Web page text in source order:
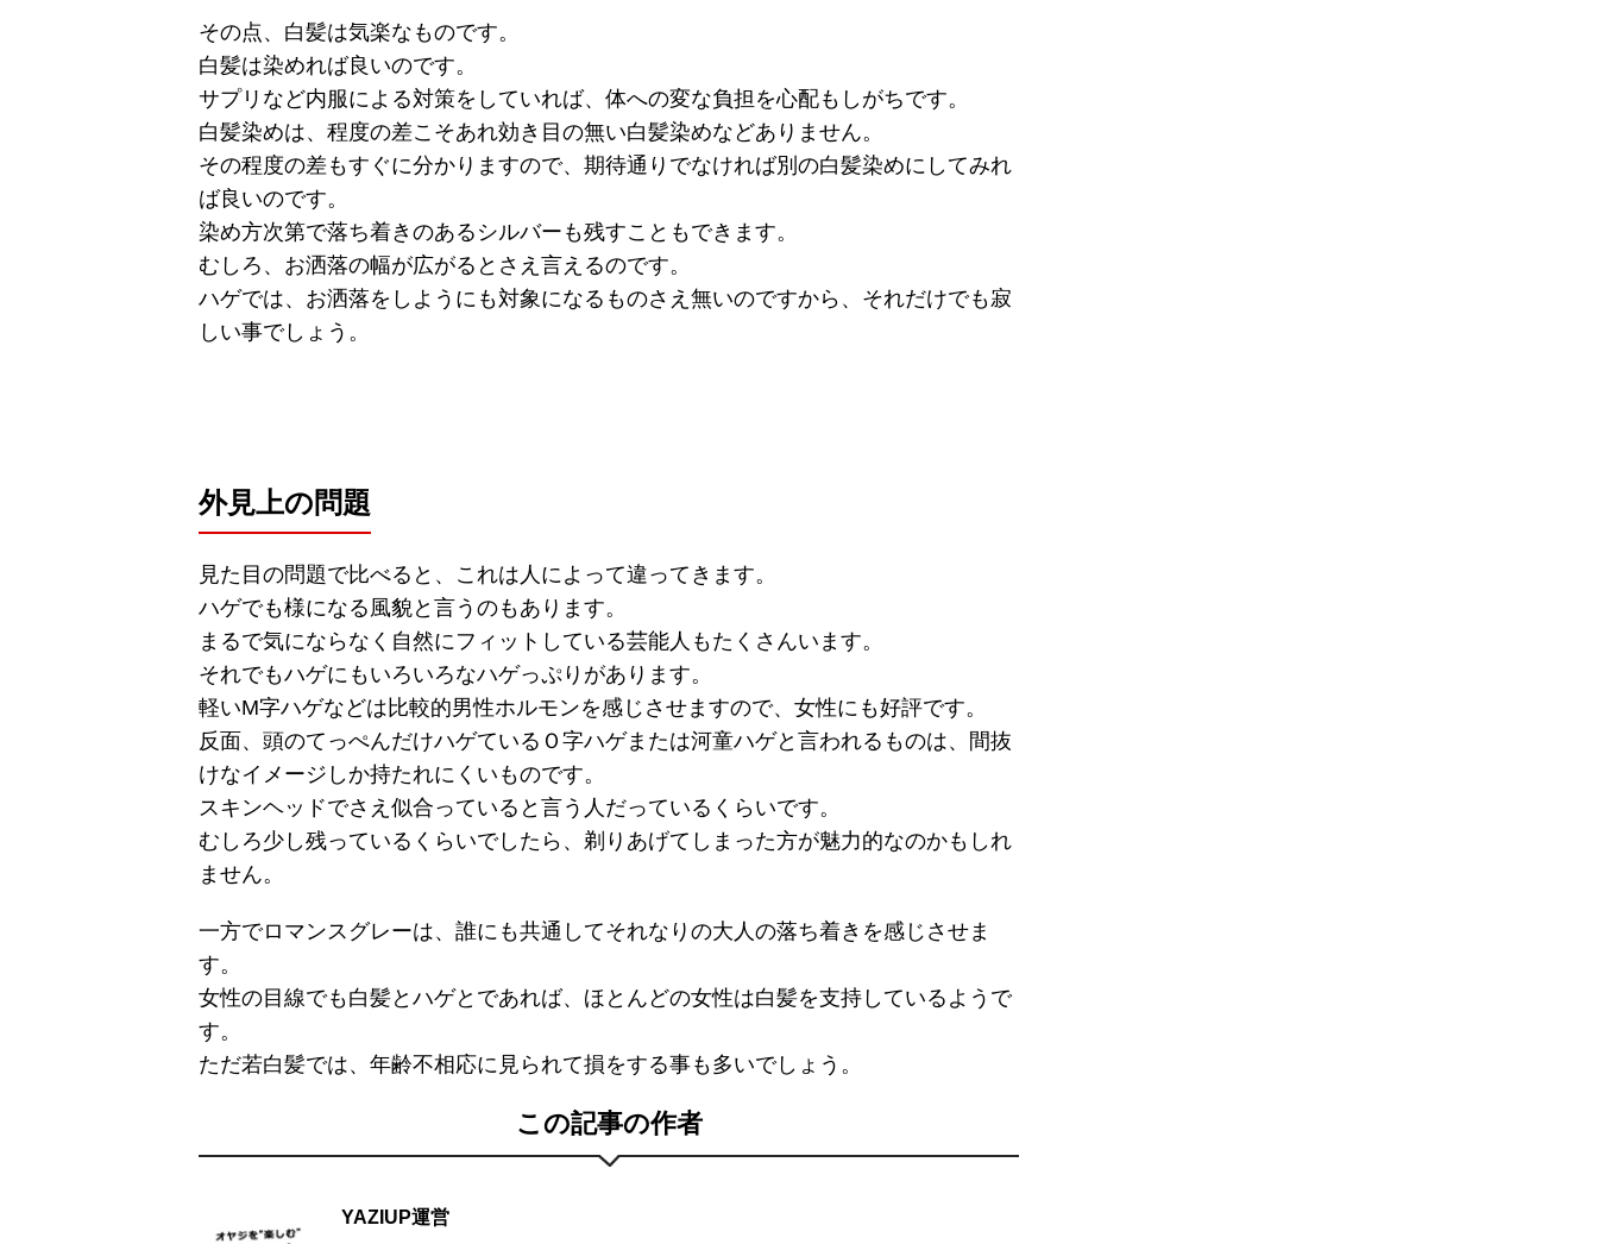
その点、白髪は気楽なものです。
白髪は染めれば良いのです。
サプリなど内服による対策をしていれば、体への変な負担を心配もしがちです。
白髪染めは、程度の差こそあれ効き目の無い白髪染めなどありません。
その程度の差もすぐに分かりますので、期待通りでなければ別の白髪染めにしてみれ
ば良いのです。
染め方次第で落ち着きのあるシルバーも残すこともできます。
むしろ、お洒落の幅が広がるとさえ言えるのです。
ハゲでは、お洒落をしようにも対象になるものさえ無いのですから、それだけでも寂
しい事でしょう。
外見上の問題
見た目の問題で比べると、これは人によって違ってきます。
ハゲでも様になる風貌と言うのもあります。
まるで気にならなく自然にフィットしている芸能人もたくさんいます。
それでもハゲにもいろいろなハゲっぷりがあります。
軽いМ字ハゲなどは比較的男性ホルモンを感じさせますので、女性にも好評です。
反面、頭のてっぺんだけハゲているＯ字ハゲまたは河童ハゲと言われるものは、間抜
けなイメージしか持たれにくいものです。
スキンヘッドでさえ似合っていると言う人だっているくらいです。
むしろ少し残っているくらいでしたら、剃りあげてしまった方が魅力的なのかもしれ
ません。
一方でロマンスグレーは、誰にも共通してそれなりの大人の落ち着きを感じさせま
す。
女性の目線でも白髪とハゲとであれば、ほとんどの女性は白髪を支持しているようで
す。
ただ若白髪では、年齢不相応に見られて損をする事も多いでしょう。
この記事の作者
YAZIUP運営